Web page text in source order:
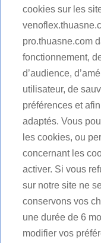
LIRE PLUS
Suivez-nous
Facebook
Youtube
LinkedIn
Nous
Candidats
cookies sur les
pro.thuasne.com
fonctionnement,
d’audience,
utilisateur, de
préférences et
adaptés. Vous
les cookies, ou
concernant les
activer. Si vous
sur notre site ne
conservons vos
une durée de 6
modifier vos